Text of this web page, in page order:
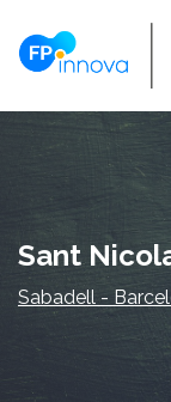
Sant
Sabadell -